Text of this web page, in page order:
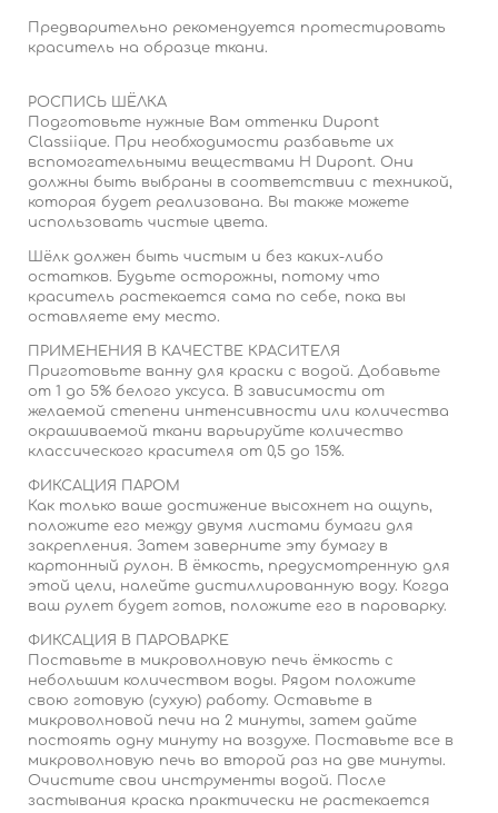
Предварительно рекомендуется протестировать
краситель на образце ткани.
РОСПИСЬ ШЁЛКА
Подготовьте нужные Вам оттенки Dupont
Classiique. При необходимости разбавьте их
вспомогательными веществами H Dupont. Они
должны быть выбраны в соответствии с техникой,
которая будет реализована. Вы также можете
использовать чистые цвета.
Шёлк должен быть чистым и без каких-либо
остатков. Будьте осторожны, потому что
краситель растекается сама по себе, пока вы
оставляете ему место.
ПРИМЕНЕНИЯ В КАЧЕСТВЕ КРАСИТЕЛЯ
Приготовьте ванну для краски с водой. Добавьте
от 1 до 5% белого уксуса. В зависимости от
желаемой степени интенсивности или количества
окрашиваемой ткани варьируйте количество
классического красителя от 0,5 до 15%.
ФИКСАЦИЯ ПАРОМ
Как только ваше достижение высохнет на ощупь,
положите его между двумя листами бумаги для
закрепления. Затем заверните эту бумагу в
картонный рулон. В ёмкость, предусмотренную для
этой цели, налейте дистиллированную воду. Когда
ваш рулет будет готов, положите его в пароварку.
ФИКСАЦИЯ В ПАРОВАРКЕ
Поставьте в микроволновую печь ёмкость с
небольшим количеством воды. Рядом положите
свою готовую (сухую) работу. Оставьте в
микроволновой печи на 2 минуты, затем дайте
постоять одну минуту на воздухе. Поставьте все в
микроволновую печь во второй раз на две минуты.
Очистите свои инструменты водой. После
застывания краска практически не растекается